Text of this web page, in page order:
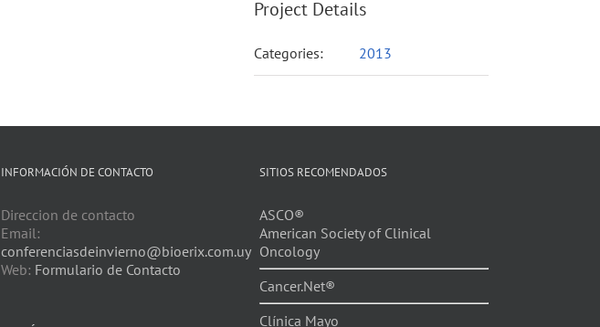
Project Details
Categories: 2013
INFORMACIÓN DE CONTACTO
Direccion de contacto
Email:
conferenciasdeinvierno@bioerix.com.uy
Web: Formulario de Contacto
SITIOS RECOMENDADOS
ASCO®
American Society of Clinical
Oncology
Cancer.Net®
Clínica Mayo